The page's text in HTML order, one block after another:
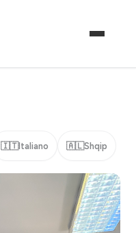
🇮🇹Italiano 🇦🇱Shqip